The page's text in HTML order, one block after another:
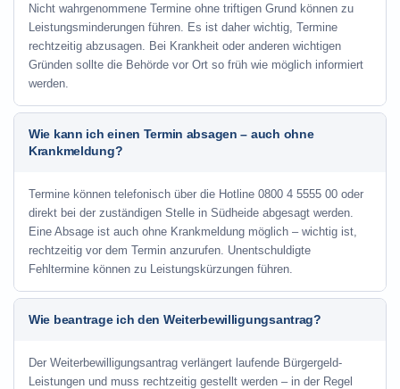
Nicht wahrgenommene Termine ohne triftigen Grund können zu
Leistungsminderungen führen. Es ist daher wichtig, Termine
rechtzeitig abzusagen. Bei Krankheit oder anderen wichtigen
Gründen sollte die Behörde vor Ort so früh wie möglich informiert
werden.
Wie kann ich einen Termin absagen – auch ohne
Krankmeldung?
Termine können telefonisch über die Hotline 0800 4 5555 00 oder
direkt bei der zuständigen Stelle in Südheide abgesagt werden.
Eine Absage ist auch ohne Krankmeldung möglich – wichtig ist,
rechtzeitig vor dem Termin anzurufen. Unentschuldigte
Fehltermine können zu Leistungskürzungen führen.
Wie beantrage ich den Weiterbewilligungsantrag?
Der Weiterbewilligungsantrag verlängert laufende Bürgergeld-
Leistungen und muss rechtzeitig gestellt werden – in der Regel